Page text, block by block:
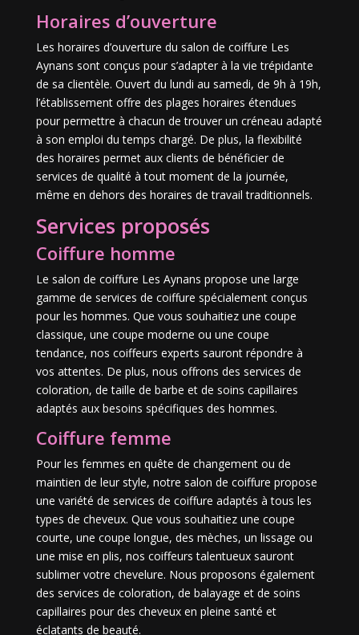
Horaires d’ouverture
Les horaires d’ouverture du salon de coiffure Les
Aynans sont conçus pour s’adapter à la vie trépidante
de sa clientèle. Ouvert du lundi au samedi, de 9h à 19h,
l’établissement offre des plages horaires étendues
pour permettre à chacun de trouver un créneau adapté
à son emploi du temps chargé. De plus, la flexibilité
des horaires permet aux clients de bénéficier de
services de qualité à tout moment de la journée,
même en dehors des horaires de travail traditionnels.
Services proposés
Coiffure homme
Le salon de coiffure Les Aynans propose une large
gamme de services de coiffure spécialement conçus
pour les hommes. Que vous souhaitiez une coupe
classique, une coupe moderne ou une coupe
tendance, nos coiffeurs experts sauront répondre à
vos attentes. De plus, nous offrons des services de
coloration, de taille de barbe et de soins capillaires
adaptés aux besoins spécifiques des hommes.
Coiffure femme
Pour les femmes en quête de changement ou de
maintien de leur style, notre salon de coiffure propose
une variété de services de coiffure adaptés à tous les
types de cheveux. Que vous souhaitiez une coupe
courte, une coupe longue, des mèches, un lissage ou
une mise en plis, nos coiffeurs talentueux sauront
sublimer votre chevelure. Nous proposons également
des services de coloration, de balayage et de soins
capillaires pour des cheveux en pleine santé et
éclatants de beauté.